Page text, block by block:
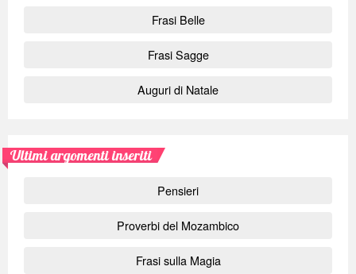
Frasi Belle
Frasi Sagge
Auguri di Natale
Ultimi argomenti inseriti
Pensieri
Proverbi del Mozambico
Frasi sulla Magia